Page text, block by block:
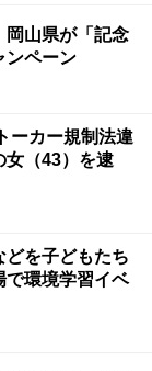
山県が「記念
ンペーン
ーカー規制法違
（43）を逮
どを子どもたち
環境学習イベ